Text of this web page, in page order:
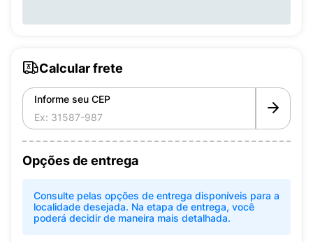
Calcular frete
Informe seu CEP
Opções de entrega
Consulte pelas opções de entrega disponíveis para a
localidade desejada. Na etapa de entrega, você
poderá decidir de maneira mais detalhada.